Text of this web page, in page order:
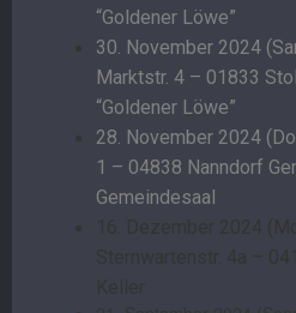
“Goldener Löwe”
30. November 2024
Marktstr. 4 – 01833
“Goldener Löwe”
28. November 2024
1 – 04838 Nanndorf
Gemeindesaal